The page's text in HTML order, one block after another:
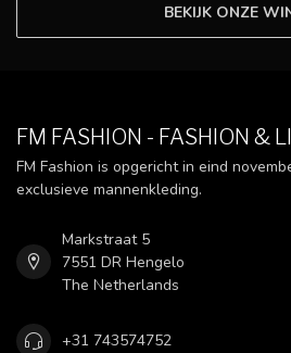
BEKIJK ONZE
FM FASHION - FASHION &
FM Fashion is opgericht in eind
exclusieve mannenkleding.
Markstraat 5
7551 DR Hengelo
The Netherlands
+31 743574752